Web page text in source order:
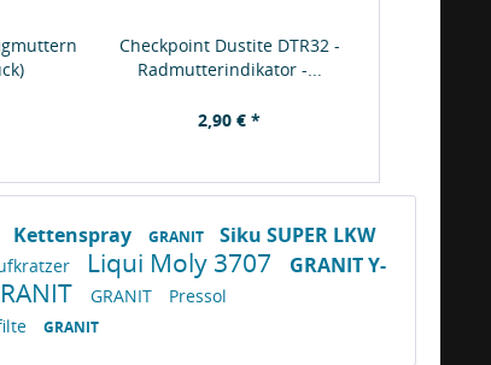
Checkpoint Dustite DTR32 -
Radmutterindikator -...
2,90 € *
Kettenspray GRANIT Siku SUPER LKW
Liqui Moly 3707
GRANIT Y-
GRANIT Pressol
GRANIT